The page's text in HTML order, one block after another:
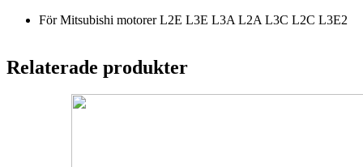
För Mitsubishi motorer L2E L3E L3A L2A L3C L2C L3E2
Relaterade produkter